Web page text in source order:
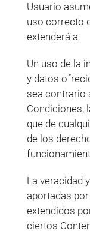
Usuario
uso correcto
extenderá a:
Un uso de la información, Contenidos y/o Servicios
y datos
sea contrario
Condiciones,
que de
de los
La veracidad y licitud de las informaciones
aportadas
extendidos
ciertos